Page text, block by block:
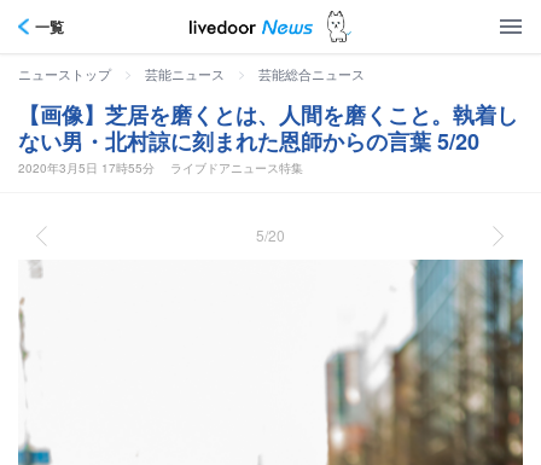
一覧
ニューストップ > 芸能ニュース > 芸能総合ニュース
【画像】芝居を磨くとは、人間を磨くこと。執着し
ない男・北村諒に刻まれた恩師からの言葉 5/20
2020年3月5日 17時55分 ライブドアニュース特集
5/20